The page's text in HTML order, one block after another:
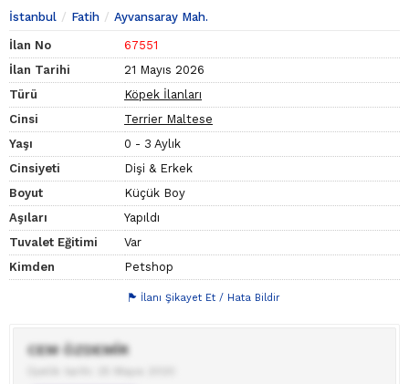
İstanbul Fatih Ayvansaray Mah.
İlan No
67551
İlan Tarihi
21 Mayıs 2026
Türü
Köpek İlanları
Cinsi
Terrier Maltese
Yaşı
0 - 3 Aylık
Cinsiyeti
Dişi & Erkek
Boyut
Küçük Boy
Aşıları
Yapıldı
Tuvalet Eğitimi
Var
Kimden
Petshop
İlanı Şikayet Et / Hata Bildir
CEM ÖZDEMİR